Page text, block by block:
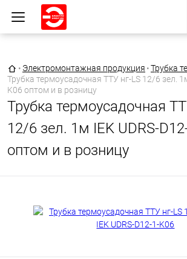
Главная страница
• Электромонтажная продукция •Трубка
Трубка термоусадочная ТТУ нг-LS 12/6 зел.
K06 оптом и в розницу
Трубка термоусадочная
12/6 зел. 1м IEK UDRS-
оптом и в розницу